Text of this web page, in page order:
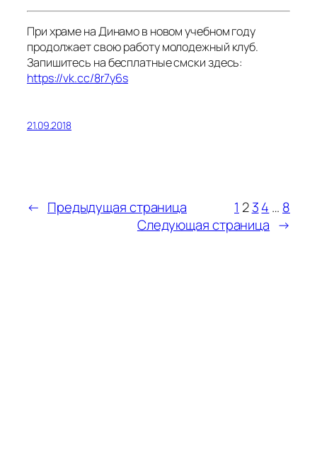
При храме на Динамо в новом учебном году
продолжает свою работу молодежный клуб.
Запишитесь на бесплатные смски здесь:
https://vk.cc/8r7y6s
21.09.2018
← Предыдущая страница 1 2 34 … 8
Следующая страница →